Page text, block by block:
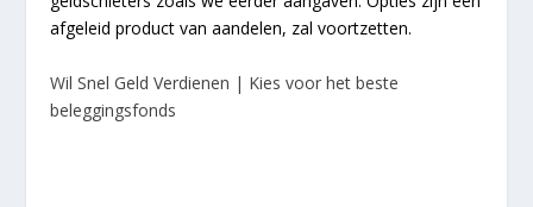
afgeleid product van aandelen, zal voortzetten.
Wil Snel Geld Verdienen | Kies voor het beste
beleggingsfonds